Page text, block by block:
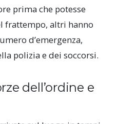
prima che potesse
frattempo, altri hanno
d’emergenza,
polizia e dei soccorsi.
dell’ordine e